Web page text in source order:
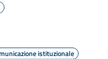
istituzionale